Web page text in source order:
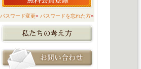
パスワード変更» パスワードを忘れた方»